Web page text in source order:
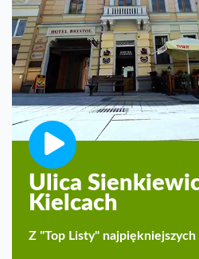
Ulica
Kielcach
Z "Top Listy"